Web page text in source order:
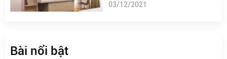
03/12/2021
Bài nổi bật